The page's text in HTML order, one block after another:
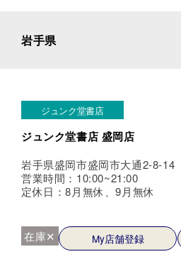
岩手県
ジュンク堂書店
ジュンク堂書店 盛岡店
岩手県盛岡市盛岡市大通2-8-
営業時間：10:00~21:00
定休日：8月無休、9月無休
在庫✕ My店舗登録